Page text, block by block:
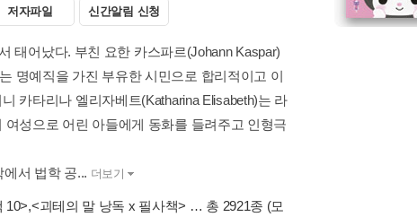
저자파일 신간알림 신청
태어났다. 부친 요한 카스파르(Johann Kaspar)
명예직을 가진 부유한 시민으로 합리적이고 이
카타리나 엘리자베트(Katharina Elisabeth)는 라
성으로 어린 아들에게 동화를 들려주고 인형극
서 법학 공... 더보기
10>,<괴테의 말 낭독 x 필사책> … 총 2921종 (모